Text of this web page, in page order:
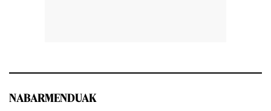
NABARMENDUAK